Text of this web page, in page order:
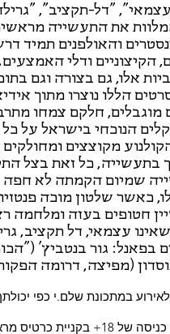
עצמאי", "דל-תקציב",
את התעשייה
והאולפנים תמיד
הקיצוניים ודלי
אלו, גם בצורה וגם
הללו נוצרו מתוך
מוגבלים, חלקם צמחו
הנוכחי בישראל על כל
מקוצצים
בתעשייה, כל זאת בצל
שמיום הקמתה לא חפה
חטופים בעזה
שאינו עצמאי, דל תקציב,
בפאנל: גור בנטביץ'
(מפיצה, דרומה
במתכונת שלם.י כפי